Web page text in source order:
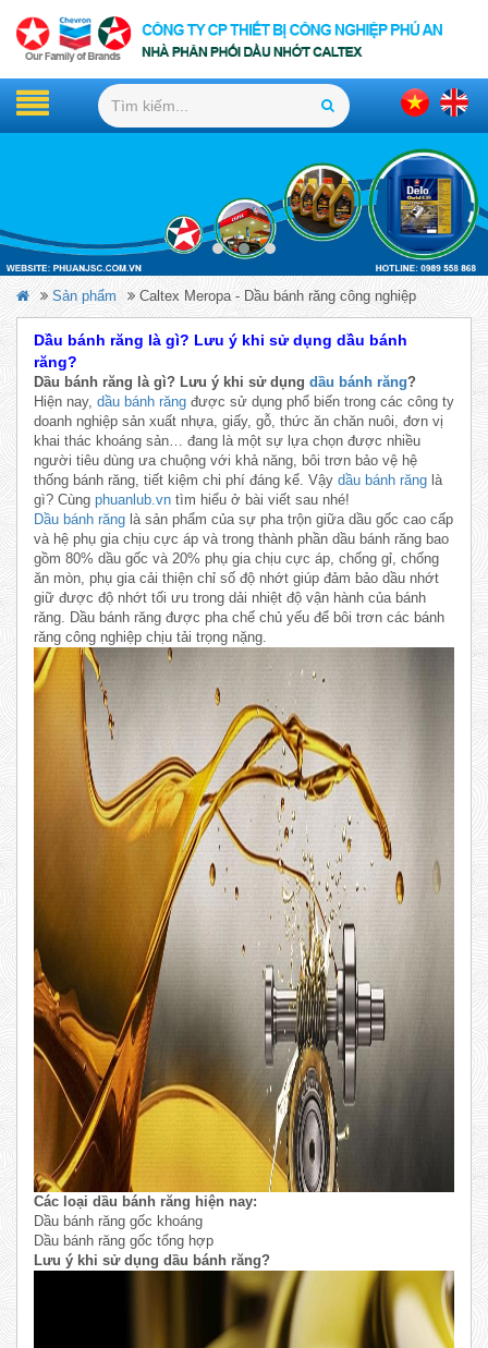
Sản phẩm Caltex Meropa - Dầu bánh răng công nghiệp
Dầu bánh răng là gì? Lưu ý khi sử dụng dầu bánh
răng?
Dầu bánh răng là gì? Lưu ý khi sử dụng dầu bánh răng?
Hiện nay, dầu bánh răng được sử dụng phổ biến trong các công ty
doanh nghiệp sản xuất nhựa, giấy, gỗ, thức ăn chăn nuôi, đơn vị
khai thác khoáng sản… đang là một sự lựa chọn được nhiều
người tiêu dùng ưa chuộng với khả năng, bôi trơn bảo vệ hệ
thống bánh răng, tiết kiệm chi phí đáng kể. Vậy dầu bánh răng là
gì? Cùng phuanlub.vn tìm hiểu ở bài viết sau nhé!
Dầu bánh răng là sản phẩm của sự pha trộn giữa dầu gốc cao cấp
và hệ phụ gia chịu cực áp và trong thành phần dầu bánh răng bao
gồm 80% dầu gốc và 20% phụ gia chịu cực áp, chống gỉ, chống
ăn mòn, phụ gia cải thiện chỉ số độ nhớt giúp đảm bảo dầu nhớt
giữ được độ nhớt tối ưu trong dải nhiệt độ vận hành của bánh
răng. Dầu bánh răng được pha chế chủ yếu để bôi trơn các bánh
răng công nghiệp chịu tải trọng nặng.
Các loại dầu bánh răng hiện nay:
Dầu bánh răng gốc khoáng
Dầu bánh răng gốc tổng hợp
Lưu ý khi sử dụng dầu bánh răng?